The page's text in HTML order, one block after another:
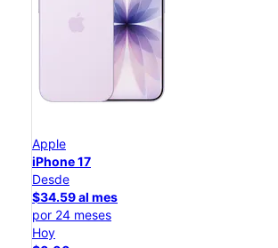
Apple
iPhone 17
Desde
$34.59 al mes
por 24 meses
Hoy